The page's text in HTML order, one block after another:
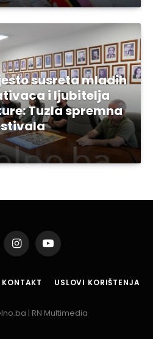
susreta mladih
i ljubitelja
Tuzla spremna
InstagramYouTube
KONTAKT USLOVI KORIŠTENJA
| RN Multimedia